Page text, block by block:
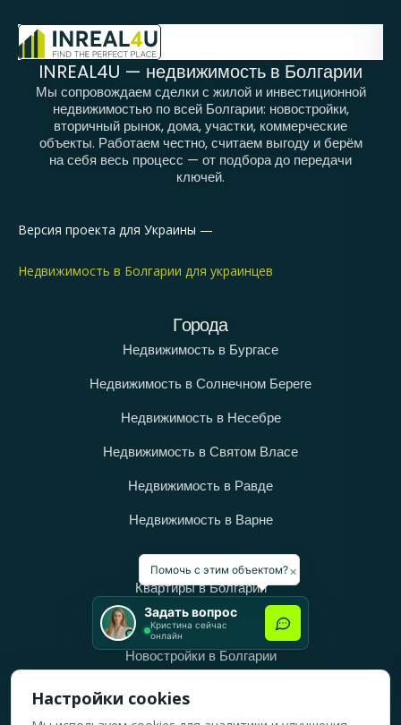
INREAL4U — недвижимость в Болгарии
Мы сопровождаем сделки с жилой и инвестиционной
недвижимостью по всей Болгарии: новостройки,
вторичный рынок, дома, участки, коммерческие
объекты. Работаем честно, считаем выгоду и берём
на себя весь процесс — от подбора до передачи
ключей.
Версия проекта для Украины —
Недвижимость в Болгарии для украинцев
Города
Недвижимость в Бургасе
Недвижимость в Солнечном Береге
Недвижимость в Несебре
Недвижимость в Святом Власе
Недвижимость в Равде
Недвижимость в Варне
Категории
Квартиры в Болгарии
Дома в Болгарии
Новостройки в Болгарии
Вторичное жильё в Болгарии
×
Помочь с этим объектом?
Задать вопрос
Кристина сейчас
онлайн
Настройки cookies